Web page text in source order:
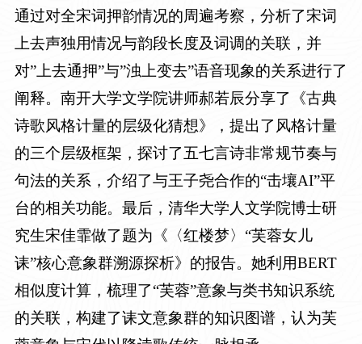
通过对全宋词押韵情况的周遍考察，分析了宋词
上去声独用情况与韵段长度及词调的关联，并
对”上去通押”与”浊上变去”语音现象的关系进行了
阐释。南开大学文学院讲师郝若辰分享了《古典
诗歌风格计量的层级化猜想》，提出了风格计量
的三个层级框架，探讨了五七言诗非常规节奏与
句法的关系，介绍了与王子尧合作的“击壤AI”平
台的相关功能。最后，清华大学人文学院博士研
究生宋佳霏做了题为《〈红楼梦〉“芙蓉女儿
诔”核心意象群溯源探析》的报告。她利用BERT
相似度计算，梳理了“芙蓉”意象与类书知识系统
的关联，构建了诔文意象群的知识图谱，认为芙